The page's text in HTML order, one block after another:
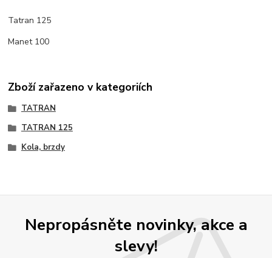
Tatran 125
Manet 100
Zboží zařazeno v kategoriích
TATRAN
TATRAN 125
Kola, brzdy
Nepropásněte novinky, akce a
slevy!